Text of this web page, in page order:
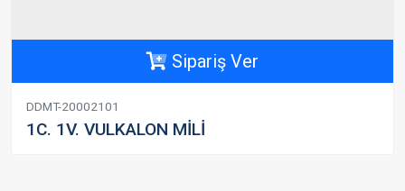
Sipariş Ver
DDMT-20002101
1C. 1V. VULKALON MİLİ